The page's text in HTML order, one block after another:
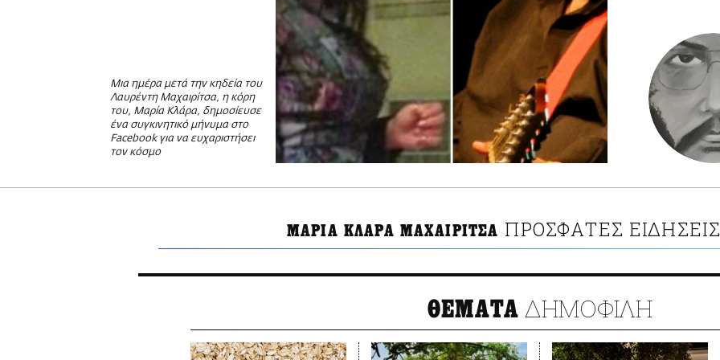
Μια ημέρα μετά την κηδεία του
Λαυρέντη Μαχαιρίτσα, η κόρη
του, Μαρία Κλάρα, δημοσίευσε
ένα συγκινητικό μήνυμα στο
Facebook για να ευχαριστήσει
τον κόσμο
ΜΑΡΙΑ ΚΛΑΡΑ ΜΑΧΑΙΡΙΤΣΑ ΠΡΟΣΦΑΤΕΣ
ΘΕΜΑΤΑ ΔΗΜΟΦΙΛΗ